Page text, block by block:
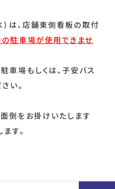
は、店舗東側看板の取付
駐車場が使用できませ
車場もしくは、子安バス
い。
倒をお掛けいたします
す。